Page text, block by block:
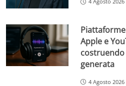
Apple e
generata
4 Agosto 2026